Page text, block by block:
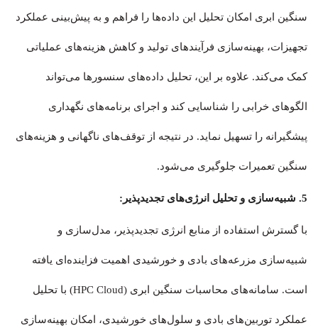
سنگین ابری امکان تحلیل این داده‌ها را فراهم و به پیش‌بینی عملکرد
تجهیزات، بهینه‌سازی فرآیندهای تولید و کاهش هزینه‌های عملیاتی
کمک می‌کند. علاوه بر این، تحلیل داده‌های سنسورها می‌تواند
الگوهای خرابی را شناسایی کند و اجرای برنامه‌های نگهداری
پیشگیرانه را تسهیل نماید. در نتیجه از توقف‌های ناگهانی و هزینه‌های
سنگین تعمیرات جلوگیری می‌شود.
5. شبیه‌سازی و تحلیل انرژی‌های تجدیدپذیر:
با گسترش استفاده از منابع انرژی تجدیدپذیر، مدل‌سازی و
شبیه‌سازی مزرعه‌های بادی و خورشیدی اهمیت فزاینده‌ای یافته
است. سامانه‌های محاسبات سنگین ابری (HPC Cloud) با تحلیل
عملکرد توربین‌های بادی و سلول‌های خورشیدی، امکان بهینه‌سازی